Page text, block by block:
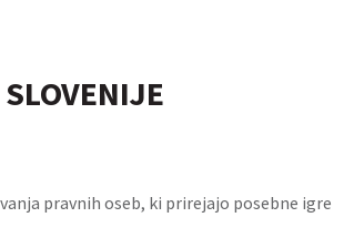
pravnih oseb, ki prirejajo posebne igre